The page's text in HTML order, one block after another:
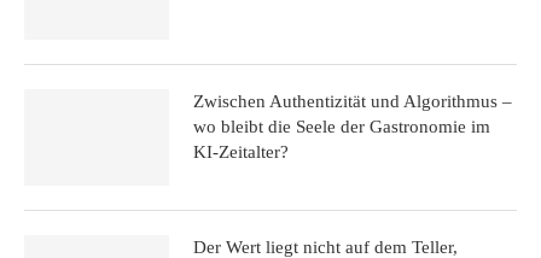
Zwischen Authentizität und Algorithmus –
wo bleibt die Seele der Gastronomie im
KI-Zeitalter?
Der Wert liegt nicht auf dem Teller,